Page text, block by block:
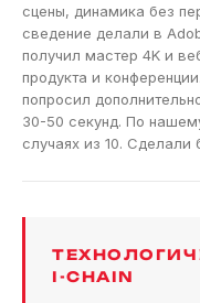
сцены, динамика без
сведение делали в
получил мастер 4K и
продукта и
попросил
30-50 секунд. По
случаях из 10. Сделали
I-CHAIN